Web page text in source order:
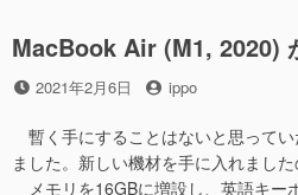
MacBook Air (M1, 2020)
投
日
2021年2月6日
投
者
ippo
暫く手にすることはないと思って
ました。新しい機材を手に入れまし
メモリを16GBに増設し、英語キ